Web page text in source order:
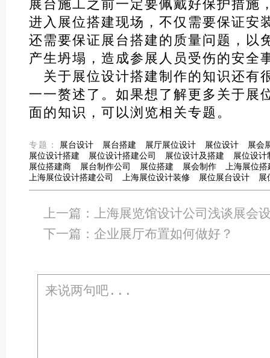
展台施工之前一定要佩戴好保护措施
进入展位搭建现场，不仅需要保证安
还需要保证展台搭建的质量问题，以
产生坍塌，造成参展人员受伤的安全
关于展位设计搭建制作的知识还有
一一赘述了。如果想了解更多关于展
面的知识，可以浏览相关专题。
专题： 展台设计 展台搭建 展厅展位设计 展位设计
展会
展位设计搭建
展位设计搭建公司 展位设计及搭建
展位设计
展位搭建商
展台制作公司 展位搭建 展会制作
上海展位搭
上海展位设计搭建公司
上海展位设计装修 展位展台设计 展
上一篇：
上海展览馆设计公司浅谈展会
下一篇：企业展厅布置如何做好？